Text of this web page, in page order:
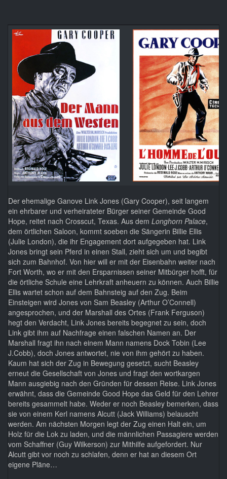
Der ehemalige Ganove Link Jones (Gary Cooper), seit langem
ein ehrbarer und verheirateter Bürger seiner Gemeinde Good
Hope, reitet nach Crosscut, Texas. Aus dem Longhorn Palace,
dem örtlichen Saloon, kommt soeben die Sängerin Billie Ellis
(Julie London), die ihr Engagement dort aufgegeben hat. Link
Jones bringt sein Pferd in einen Stall, zieht sich um und begibt
sich zum Bahnhof. Von hier will er mit der Eisenbahn weiter nach
Fort Worth, wo er mit den Ersparnissen seiner Mitbürger hofft, für
die örtliche Schule eine Lehrkraft anheuern zu können. Auch Billie
Ellis wartet schon auf dem Bahnsteig auf den Zug. Beim
Einsteigen wird Jones von Sam Beasley (Arthur O’Connell)
angesprochen, und der Marshall des Ortes (Frank Ferguson)
hegt den Verdacht, Link Jones bereits begegnet zu sein, doch
Link gibt ihm auf Nachfrage einen falschen Namen an. Der
Marshall fragt ihn nach einem Mann namens Dock Tobin (Lee
J.Cobb), doch Jones antwortet, nie von ihm gehört zu haben.
Kaum hat sich der Zug in Bewegung gesetzt, sucht Beasley
erneut die Gesellschaft von Jones und fragt den wortkargen
Mann ausgiebig nach den Gründen für dessen Reise. Link Jones
erwähnt, dass die Gemeinde Good Hope das Geld für den Lehrer
bereits gesammelt habe. Weder er noch Beasley bemerken, dass
sie von einem Kerl namens Alcutt (Jack Williams) belauscht
werden. Am nächsten Morgen legt der Zug einen Halt ein, um
Holz für die Lok zu laden, und die männlichen Passagiere werden
vom Schaffner (Guy Wilkerson) zur Mithilfe aufgefordert. Nur
Alcutt gibt vor noch zu schlafen, denn er hat an diesem Ort
eigene Pläne…